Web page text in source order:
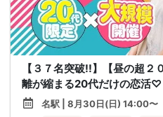
【３７名突破!!】【昼の超２
離が縮まる20代だけの恋活♡
名駅 | 8月30日(日) 14:00〜